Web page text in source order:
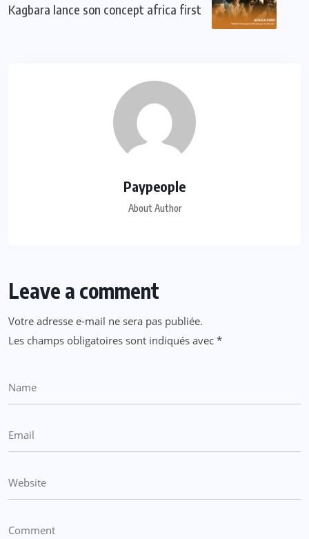
Kagbara lance son concept africa first
Paypeople
About Author
Leave a comment
Votre adresse e-mail ne sera pas publiée.
Les champs obligatoires sont indiqués avec *